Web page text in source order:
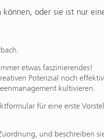
oder sie ist nur
etwas faszinierendes!
Potenzial noch
kultivieren.
für eine erste
und beschreiben